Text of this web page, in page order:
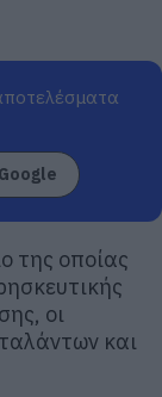
της οποίας
οι
και